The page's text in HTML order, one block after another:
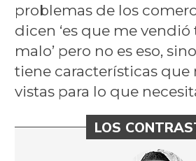
problemas de los
dicen ‘es que me
malo’ pero no es eso,
tiene características que
vistas para lo que
LOS